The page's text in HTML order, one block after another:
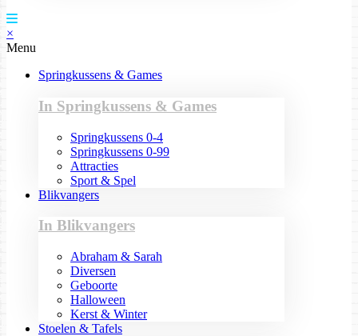
×
Menu
Springkussens & Games
In Springkussens & Games
Springkussens 0-4
Springkussens 0-99
Attracties
Sport & Spel
Blikvangers
In Blikvangers
Abraham & Sarah
Diversen
Geboorte
Halloween
Kerst & Winter
Stoelen & Tafels